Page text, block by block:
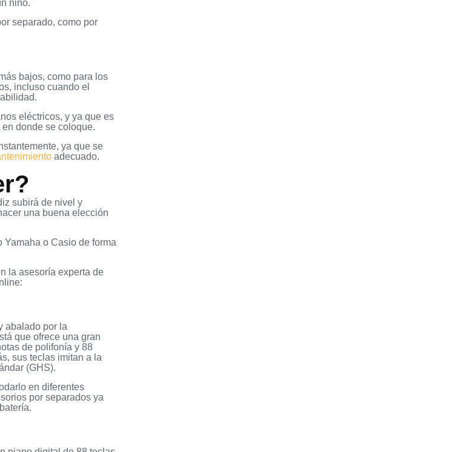
niño.
separado, como por
bajos, como para los
incluso cuando el
eléctricos, y ya que es
donde se coloque.
ya que se
adecuado.
subirá de nivel y
una buena elección
Yamaha o Casio de forma
la asesoría experta de
abalado por la
que ofrece una gran
de polifonía y 88
sus teclas imitan a la
(GHS).
en diferentes
por separados ya